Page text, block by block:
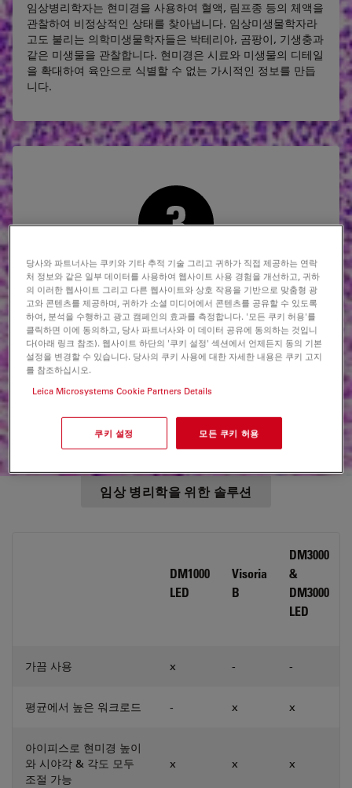
임상병리학자는 현미경을 사용하여 혈액, 림프종 등의 체액을
관찰하여 비정상적인 상태를 찾아냅니다. 임상미생물학자라
고도 불리는 의학미생물학자들은 박테리아, 곰팡이, 기생충과
같은 미생물을 관찰합니다. 현미경은 시료와 미생물의 디테일
을 확대하여 육안으로 식별할 수 없는 가시적인 정보를 만듭
니다.
임상병리학자는 어떤 종류의 현미경을 사용
합니까?
대부분의 임상병리학 실험실은 명시야 현미경을 사용하여 시
료를 검사합니다. 이러한 유형의 현미경은 일반적으로 밝게
빛나는 배경에 충분한 해상도를 제공하여 관심 영역을 더 쉽
게 볼 수 있도록 도와줍니다. 그러나 일부 응용 분야에서는 형
수 현미경 솔루션이 필요할 수 있습니다.
임상 병리학을 위한 솔루션
DM1000
LED
Visoria
B
DM3000
&
DM3000
LED
가끔 사용 x - -
평균에서 높은 워크로드 - x x
아이피스로 현미경 높이
와 시야각 & 각도 모두
조절 가능
x x x
당사와 파트너사는 쿠키와 기타 추적 기술 그리고 귀하가 직접 제공하는 연락
처 정보와 같은 일부 데이터를 사용하여 웹사이트 사용 경험을 개선하고, 귀하
의 이러한 웹사이트 그리고 다른 웹사이트와 상호 작용을 기반으로 맞춤형 광
고와 콘텐츠를 제공하며, 귀하가 소셜 미디어에서 콘텐츠를 공유할 수 있도록
하여, 분석을 수행하고 광고 캠페인의 효과를 측정합니다. '모든 쿠키 허용'를
클릭하면 이에 동의하고, 당사 파트너사와 이 데이터 공유에 동의하는 것입니
다(아래 링크 참조). 웹사이트 하단의 '쿠키 설정' 섹션에서 언제든지 동의 기본
설정을 변경할 수 있습니다. 당사의 쿠키 사용에 대한 자세한 내용은 쿠키 고지
를 참조하십시오.
Leica Microsystems Cookie Partners Details
쿠키 설정 모든 쿠키 허용